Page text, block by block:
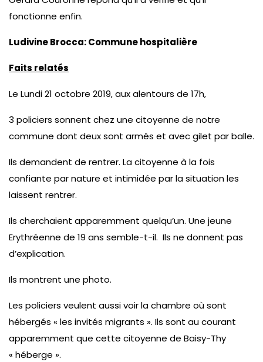
fonctionne enfin.
Ludivine Brocca: Commune hospitalière
Faits relatés
Le Lundi 21 octobre 2019, aux alentours de 17h,
3 policiers sonnent chez une citoyenne de notre
commune dont deux sont armés et avec gilet par balle.
Ils demandent de rentrer. La citoyenne à la fois
confiante par nature et intimidée par la situation les
laissent rentrer.
Ils cherchaient apparemment quelqu’un. Une jeune
Erythréenne de 19 ans semble-t-il. Ils ne donnent pas
d’explication.
Ils montrent une photo.
Les policiers veulent aussi voir la chambre où sont
hébergés « les invités migrants ». Ils sont au courant
apparemment que cette citoyenne de Baisy-Thy
« héberge ».